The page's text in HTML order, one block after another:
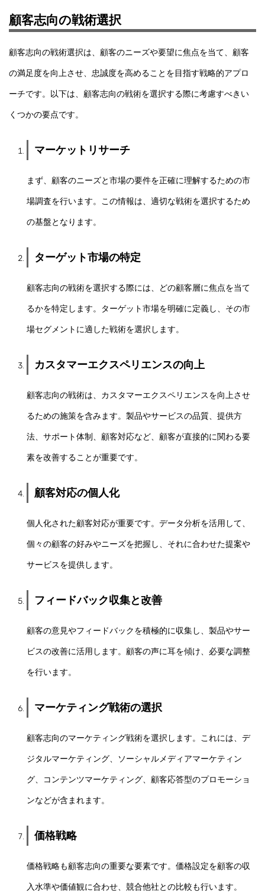
顧客志向の戦術選択
顧客志向の戦術選択は、顧客のニーズや要望に焦点を当て、顧客
の満足度を向上させ、忠誠度を高めることを目指す戦略的アプロ
ーチです。以下は、顧客志向の戦術を選択する際に考慮すべきい
くつかの要点です。
マーケットリサーチ
まず、顧客のニーズと市場の要件を正確に理解するための市
場調査を行います。この情報は、適切な戦術を選択するため
の基盤となります。
ターゲット市場の特定
顧客志向の戦術を選択する際には、どの顧客層に焦点を当て
るかを特定します。ターゲット市場を明確に定義し、その市
場セグメントに適した戦術を選択します。
カスタマーエクスペリエンスの向上
顧客志向の戦術は、カスタマーエクスペリエンスを向上させ
るための施策を含みます。製品やサービスの品質、提供方
法、サポート体制、顧客対応など、顧客が直接的に関わる要
素を改善することが重要です。
顧客対応の個人化
個人化された顧客対応が重要です。データ分析を活用して、
個々の顧客の好みやニーズを把握し、それに合わせた提案や
サービスを提供します。
フィードバック収集と改善
顧客の意見やフィードバックを積極的に収集し、製品やサー
ビスの改善に活用します。顧客の声に耳を傾け、必要な調整
を行います。
マーケティング戦術の選択
顧客志向のマーケティング戦術を選択します。これには、デ
ジタルマーケティング、ソーシャルメディアマーケティン
グ、コンテンツマーケティング、顧客応答型のプロモーショ
ンなどが含まれます。
価格戦略
価格戦略も顧客志向の重要な要素です。価格設定を顧客の収
入水準や価値観に合わせ、競合他社との比較も行います。